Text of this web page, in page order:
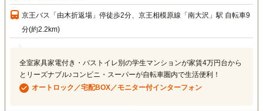
京王バス「由木折返場」停徒歩2分、京王相模原線「南大沢」駅 自転車9
分(約2.2km)
全室家具家電付き・バストイレ別の学生マンションが家賃4万円台から
とリーズナブル♪コンビニ・スーパーが自転車圏内で生活便利！
オートロック／宅配BOX／モニター付インターフォン